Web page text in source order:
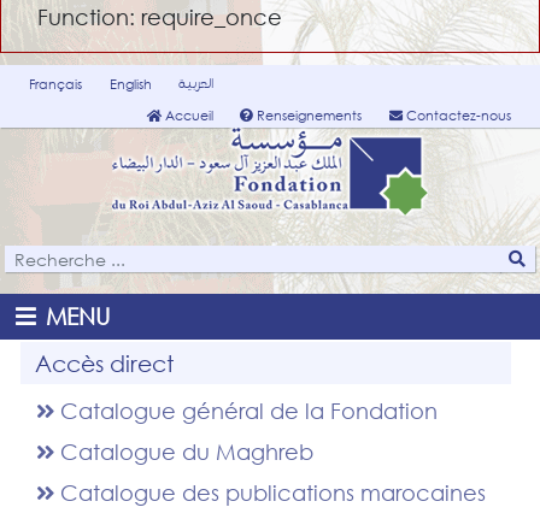
Function: require_once
Français English
العربية
Accueil
Renseignements Contactez-nous
MENU
Accès direct
Catalogue général de la Fondation
Catalogue du Maghreb
Catalogue des publications marocaines